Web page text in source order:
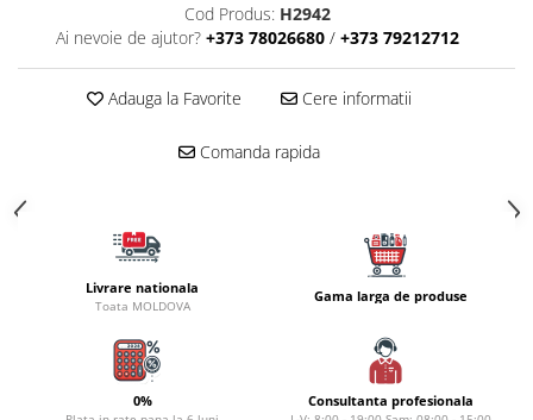
Pelete
Boiles
Seminte si mix de seminte
Aditivi, arome, dipuri
Pescuit la copca
Bagajerie pescuit
Cod Produs: H2942
Ai nevoie de ajutor? +373 78026680 / +373 79212712
Adauga la Favorite Cere informatii
Comanda rapida
Livrare nationala
Toata MOLDOVA
Gama larga de produse
0% Consultanta profesionala